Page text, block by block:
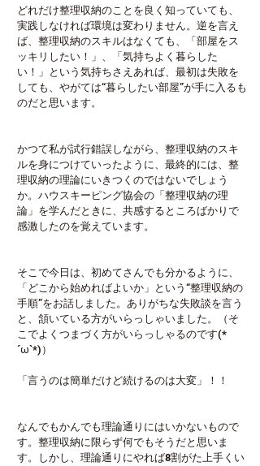
どれだけ整理収納のことを良く知っていても、
実践しなければ環境は変わりません。逆を言え
ば、整理収納のスキルはなくても、「部屋をス
ッキリしたい！」、「気持ちよく暮らした
い！」という気持ちさえあれば、最初は失敗を
しても、やがては“暮らしたい部屋”が手に入るも
のだと思います。
かつて私が試行錯誤しながら、整理収納のスキ
ルを身につけていったように、最終的には、整
理収納の理論にいきつくのではないでしょう
か。ハウスキーピング協会の「整理収納の理
論」を学んだときに、共感するところばかりで
感激したのを覚えています。
そこで今日は、初めてさんでも分かるように、
「どこから始めればよいか」という“整理収納の
手順”をお話しました。ありがちな失敗談を言う
と、頷いている方がいらっしゃいました。（そ
こでよくつまづく方がいらっしゃるのです(*
´ω`*)）
「言うのは簡単だけど続けるのは大変」！！
なんでもかんでも理論通りにはいかないもので
す。整理収納に限らず何でもそうだと思いま
す。しかし、理論通りにやれば8割がた上手くい